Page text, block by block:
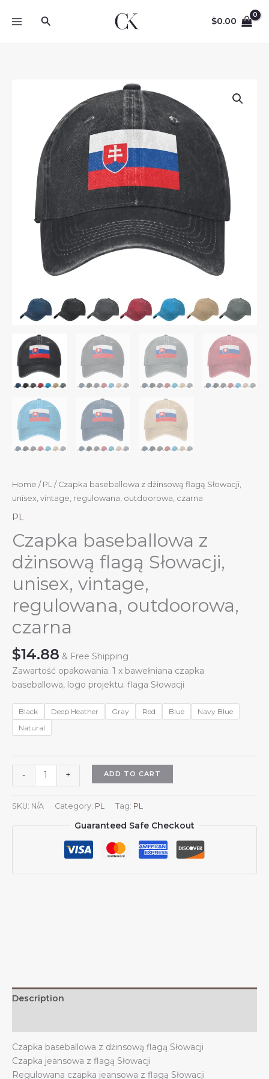
Search $0.00
Home / PL / Czapka baseballowa z dżinsową flagą Słowacji,
unisex, vintage, regulowana, outdoorowa, czarna
PL
Czapka baseballowa z
dżinsową flagą Słowacji,
unisex, vintage,
regulowana, outdoorowa,
czarna
$14.88 & Free Shipping
Zawartość opakowania: 1 x bawełniana czapka
baseballowa, logo projektu: flaga Słowacji
Black Deep Heather Gray Red Blue
Navy Blue
Natural
-
baseballowa
z
dżinsową
flagą
+ ADD TO CART
SKU: N/A Category: PL Tag: PL
Guaranteed Safe Checkout
Description
Czapka baseballowa z dżinsową flagą Słowacji
Czapka jeansowa z flagą Słowacji
Regulowana czapka jeansowa z flagą Słowacji